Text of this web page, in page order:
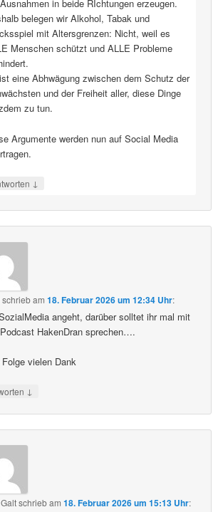
in beide RIchtungen erzeugen.
belegen wir Alkohol, Tabak und
mit Altersgrenzen: Nicht, weil es
Menschen schützt und ALLE Probleme
eine Abhwägung zwischen dem Schutz der
und der Freiheit aller, diese Dinge
zu tun.
Argumente werden nun auf Social Media
↓
schriebam18. Februar 2026 um 12:34 Uhr:
angeht, darüber solltet ihr mal mit
HakenDran sprechen….
vielen Dank
↓
schriebam18. Februar 2026 um 15:13 Uhr: